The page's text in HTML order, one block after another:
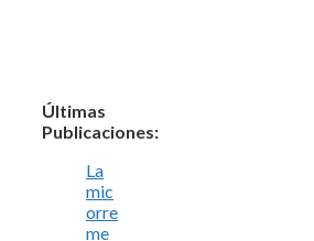
Últimas
Publicaciones:
La
mic
orre
me